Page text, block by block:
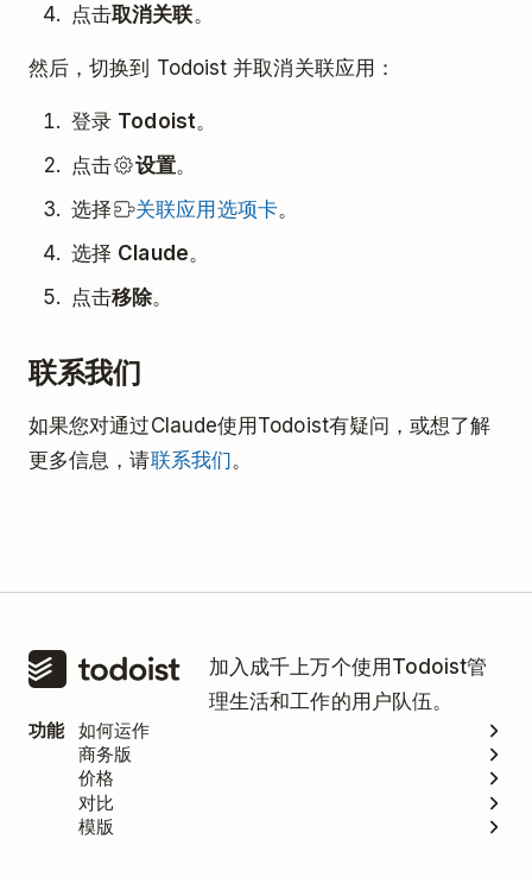
点击取消关联。
然后，切换到 Todoist 并取消关联应用：
登录 Todoist。
点击
设置。
选择
关联应用选项卡。
选择 Claude。
点击移除。
联系我们
如果您对通过Claude使用Todoist有疑问，或想了解
更多信息，请联系我们。
加入成千上万个使用Todoist管
理生活和工作的用户队伍。
功能
如何运作
商务版
价格
对比
模版